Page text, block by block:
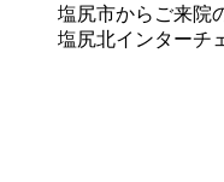
塩尻市からご来院
塩尻北インターチ